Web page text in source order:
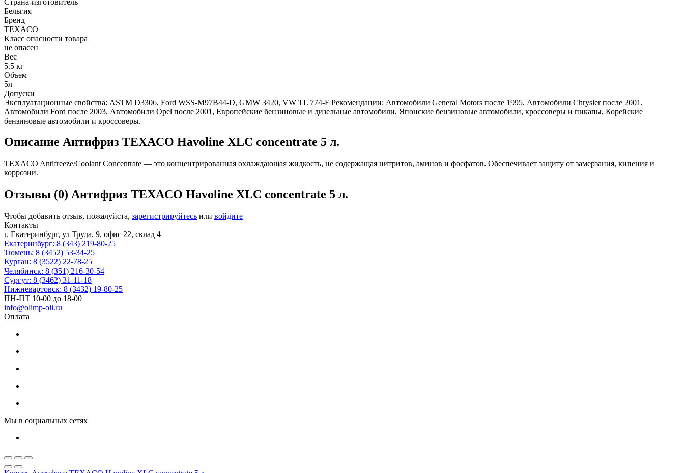
Бельгия
Бренд
TEXACO
Класс опасности товара
не опасен
Вес
5.5 кг
Объем
5л
Допуски
Эксплуатационные свойства: ASTM D3306, Ford WSS-M97B44-D, GMW 3420, VW TL 774-F Рекомендации: Автомобили General Motors после 1995, Автомобили Chrysler после 2001,
Автомобили Ford после 2003, Автомобили Opel после 2001, Европейские бензиновые и дизельные автомобили, Японские бензиновые автомобили, кроссоверы и пикапы, Корейские
бензиновые автомобили и кроссоверы.
Описание Антифриз TEXACO Havoline XLC concentrate 5 л.
TEXACO Antifreeze/Coolant Concentrate — это концентрированная охлаждающая жидкость, не содержащая нитритов, аминов и фосфатов. Обеспечивает защиту от замерзания, кипения и
коррозии.
Отзывы (0) Антифриз TEXACO Havoline XLC concentrate 5 л.
Чтобы добавить отзыв, пожалуйста, зарегистрируйтесь или войдите
Контакты
г. Екатеринбург, ул Труда, 9, офис 22, склад 4
Екатеринбург: 8 (343) 219-80-25
Тюмень: 8 (3452) 53-34-25
Курган: 8 (3522) 22-78-25
Челябинск: 8 (351) 216-30-54
Сургут: 8 (3462) 31-11-18
Нижневартовск: 8 (3432) 19-80-25
ПН-ПТ 10-00 до 18-00
info@olimp-oil.ru
Оплата
Мы в социальных сетях